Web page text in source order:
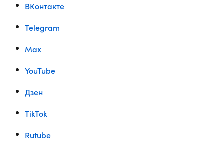
ВКонтакте
Telegram
Max
YouTube
Дзен
TikTok
Rutube